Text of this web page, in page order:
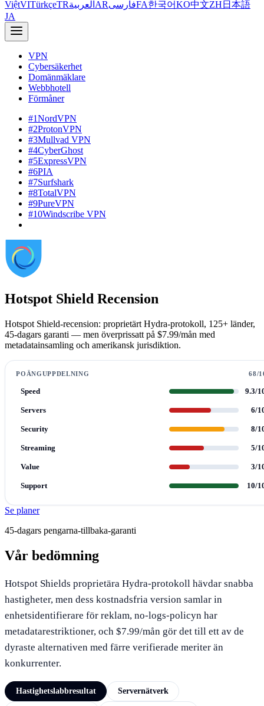
ViệtVITürkçeTRالعربية ARفارسیFA한국어KO中文ZH 日本語
JA
VPN
Cybersäkerhet
Domänmäklare
Webbhotell
Förmåner
#1NordVPN
#2ProtonVPN
#3Mullvad VPN
#4CyberGhost
#5ExpressVPN
#6PIA
#7Surfshark
#8TotalVPN
#9PureVPN
#10Windscribe VPN
Hotspot Shield Recension
Hotspot Shield-recension: proprietärt Hydra-protokoll, 125+ länder,
45-dagars garanti — men överprissatt på $7.99/mån med
metadatainsamling och amerikansk jurisdiktion.
POÄNGUPPDELNING 68/
Speed 9.3/
Servers 6/
Security 8/
Streaming 5/
Value 3/
Support 10/
Se planer
45-dagars pengarna-tillbaka-garanti
Vår bedömning
Hotspot Shields proprietära Hydra-protokoll hävdar snabba
hastigheter, men dess kostnadsfria version samlar in
enhetsidentifierare för reklam, no-logs-policyn har
metadatarestriktioner, och $7.99/mån gör det till ett av de
dyraste alternativen med färre verifierade meriter än
konkurrenter.
Hastighetslabbresultat Servernätverk